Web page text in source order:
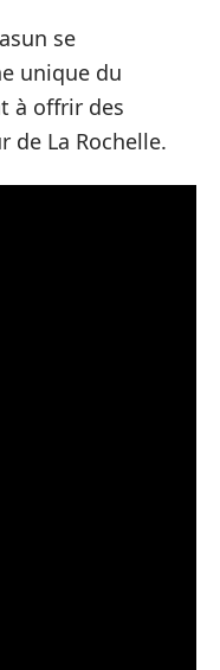
se
unique du
à offrir des
de La Rochelle.